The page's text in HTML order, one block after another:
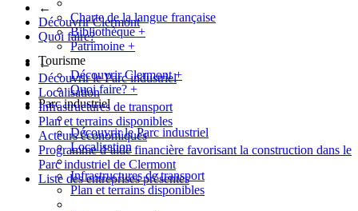
←
Découvrir Clermont
Quoi faire?
←
Découvrir le Parc industriel
Localisation
Infrastructures de transport
Plan et terrains disponibles
Acteurs économiques
Programme d’aide financière favorisant la construction dans le
Parc industriel de Clermont
Liste des entreprises présentes
Charte de la langue française
Bibliothèque+
Patrimoine +
Tourisme
Découvrir Clermont+
Quoi faire? +
Parc industriel
Découvrir le Parc industriel
Localisation
Infrastructures de transport
Plan et terrains disponibles